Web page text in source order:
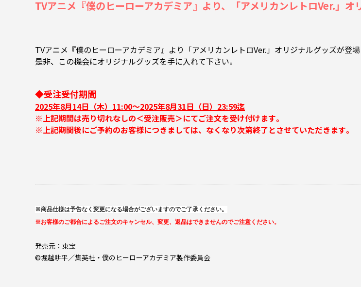
TVアニメ『僕のヒーローアカデミア』より、「アメリカンレトロVer.」
TVアニメ『僕のヒーローアカデミア』より「アメリカンレトロVer.」オリジナルグッズが登場
是非、この機会にオリジナルグッズを手に入れて下さい。
◆受注受付期間
2025年8月14日（木）11:00～2025年8月31日（日）23:59迄
※上記期間は売り切れなしの＜受注販売＞にてご注文を受け付けます｡
※上記期間後にご予約のお客様につきましては、なくなり次第終了とさせていただきます｡
※商品仕様は予告なく変更になる場合がございますのでご了承ください。
※お客様のご都合によるご注文のキャンセル、変更、返品はできませんのでご注意ください。
発売元：東宝
©堀越耕平／集英社・僕のヒーローアカデミア製作委員会